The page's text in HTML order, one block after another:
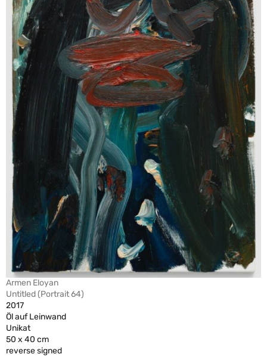
Armen Eloyan
Untitled (Portrait 64)
2017
Öl auf Leinwand
Unikat
50 x 40 cm
reverse signed